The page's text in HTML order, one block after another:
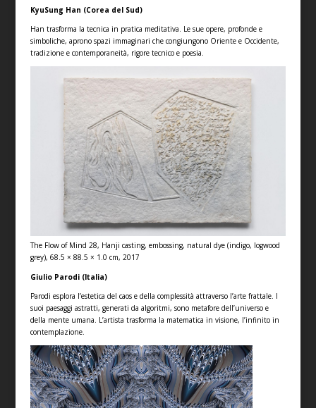
KyuSung Han (Corea del Sud)
Han trasforma la tecnica in pratica meditativa. Le sue opere, profonde e
simboliche, aprono spazi immaginari che congiungono Oriente e Occidente,
tradizione e contemporaneità, rigore tecnico e poesia.
The Flow of Mind 28, Hanji casting, embossing, natural dye (indigo, logwood
grey), 68.5 × 88.5 × 1.0 cm, 2017
Giulio Parodi (Italia)
Parodi esplora l’estetica del caos e della complessità attraverso l’arte frattale. I
suoi paesaggi astratti, generati da algoritmi, sono metafore dell’universo e
della mente umana. L’artista trasforma la matematica in visione, l’infinito in
contemplazione.